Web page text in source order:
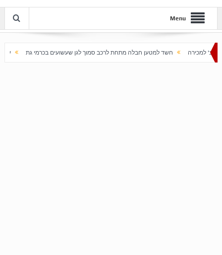
Menu
למטען חבלה מתחת לרכב סמוך לגן שעשועים בכרמי גת עשור להקמתה: כרמי גת